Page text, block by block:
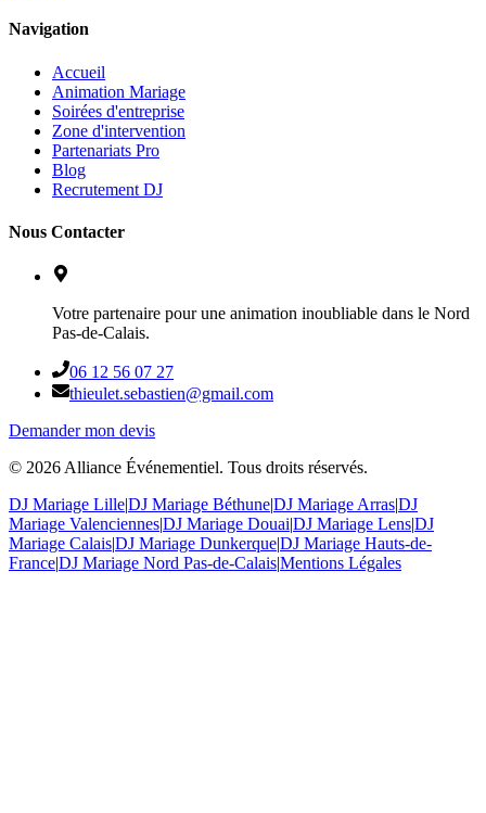
Navigation
Accueil
Animation Mariage
Soirées d'entreprise
Zone d'intervention
Partenariats Pro
Blog
Recrutement DJ
Nous Contacter
Votre partenaire pour une animation inoubliable dans le Nord
Pas-de-Calais.
06 12 56 07 27
thieulet.sebastien@gmail.com
Demander mon devis
© 2026 Alliance Événementiel. Tous droits réservés.
DJ Mariage Lille|DJ Mariage Béthune|DJ Mariage Arras|DJ
Mariage Valenciennes|DJ Mariage Douai|DJ Mariage Lens|DJ
Mariage Calais|DJ Mariage Dunkerque|DJ Mariage Hauts-de-
France|DJ Mariage Nord Pas-de-Calais|Mentions Légales